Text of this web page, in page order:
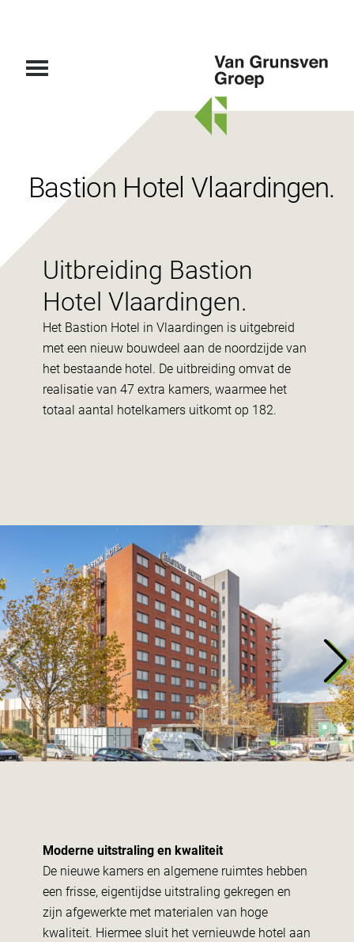
Groep
Bastion Hotel Vlaardingen.
Uitbreiding Bastion
Hotel Vlaardingen.
Het Bastion Hotel in Vlaardingen is uitgebreid
met een nieuw bouwdeel aan de noordzijde van
het bestaande hotel. De uitbreiding omvat de
realisatie van 47 extra kamers, waarmee het
totaal aantal hotelkamers uitkomt op 182.
Moderne uitstraling en kwaliteit
De nieuwe kamers en algemene ruimtes hebben
een frisse, eigentijdse uitstraling gekregen en
zijn afgewerkte met materialen van hoge
kwaliteit. Hiermee sluit het vernieuwde hotel aan